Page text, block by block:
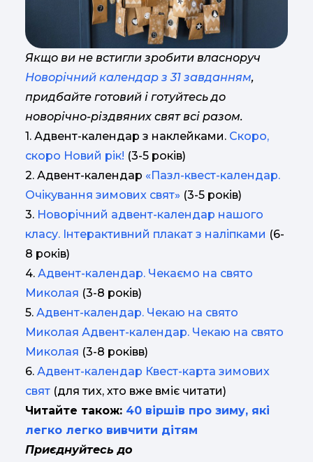
Якщо ви не встигли зробити власноруч
Новорічний календар з 31 завданням,
придбайте готовий і готуйтесь до
новорічно-різдвяних свят всі разом.
1. Адвент-календар з наклейками. Скоро,
скоро Новий рік! (3-5 років)
2. Адвент-календар «Пазл-квест-календар.
Очікування зимових свят» (3-5 років)
3. Новорічний адвент-календар нашого
класу. Інтерактивний плакат з наліпками (6-
8 років)
4. Адвент-календар. Чекаємо на свято
Миколая (3-8 років)
5. Адвент-календар. Чекаю на свято
Миколая Адвент-календар. Чекаю на свято
Миколая (3-8 роківв)
6. Адвент-календар Квест-карта зимових
свят (для тих, хто вже вміє читати)
Читайте також: 40 віршів про зиму, які
легко легко вивчити дітям
Приєднуйтесь до